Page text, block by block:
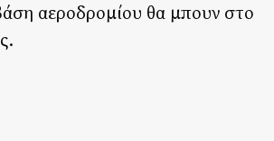
αεροδρομίου θα μπουν στο